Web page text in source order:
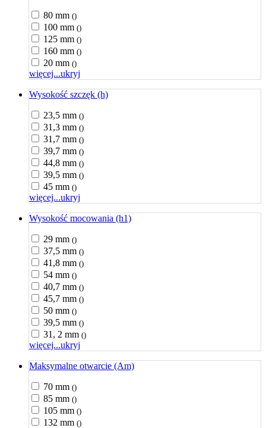
80 mm ()
100 mm ()
125 mm ()
160 mm ()
20 mm ()
więcej...ukryj
Wysokość szczęk (h)
23,5 mm ()
31,3 mm ()
31,7 mm ()
39,7 mm ()
44,8 mm ()
39,5 mm ()
45 mm ()
więcej...ukryj
Wysokość mocowania (h1)
29 mm ()
37,5 mm ()
41,8 mm ()
54 mm ()
40,7 mm ()
45,7 mm ()
50 mm ()
39,5 mm ()
31, 2 mm ()
więcej...ukryj
Maksymalne otwarcie (Am)
70 mm ()
85 mm ()
105 mm ()
132 mm ()